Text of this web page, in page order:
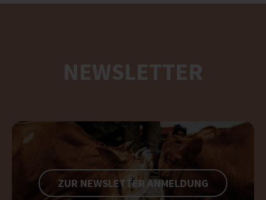
NEWSLETTER
ZUR NEWSLETTER ANMELDUNG